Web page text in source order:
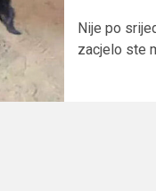
Nije po
zacjelo ste